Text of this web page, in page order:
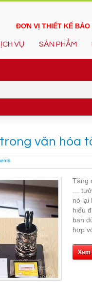
ĐƠN VỊ THIẾT KẾ BÁO
VỤ SẢN PHẨM
văn hóa
Tặng
…
nó lại
hiểu
bạn
hợp